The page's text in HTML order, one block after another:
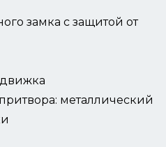
замка с защитой от
металлический